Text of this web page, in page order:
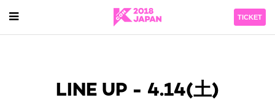
TICKET
LINE UP - 4.14(土)